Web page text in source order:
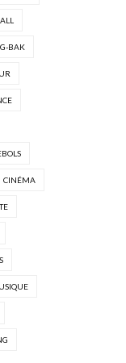
BAK
CINÉMA